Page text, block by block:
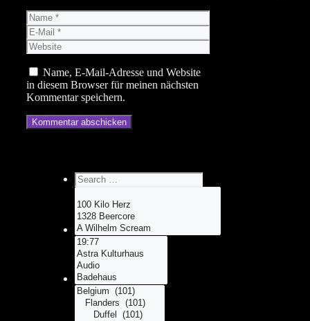
Name
E-
Mail
Website
Name, E-Mail-Adresse und Website
in diesem Browser für meinen nächsten
Kommentar speichern.